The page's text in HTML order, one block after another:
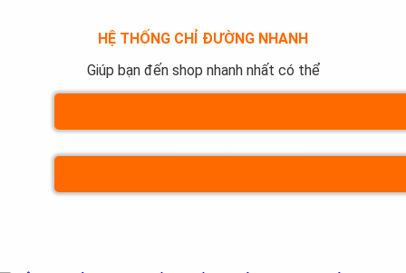
HỆ THỐNG CHỈ ĐƯỜNG NHANH
Giúp bạn đến shop nhanh nhất có thể